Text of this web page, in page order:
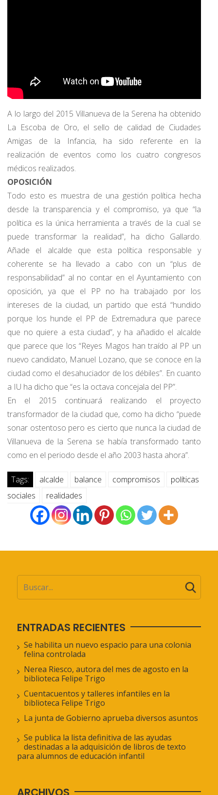
A lo largo del 2015 Villanueva de la Serena ha obtenido
La Escoba de Oro, el sello de calidad de Ciudades
Amigas de la Infancia, ha sido referente en la
realización de eventos como los cuatro congresos
médicos realizados.
OPOSICIÓN
Todo esto es muestra de una gestión política hecha
desde la transparencia y el compromiso, ya que “la
política es la única herramienta a través de la cual se
puede transformar la realidad”, ha dicho Gallardo.
Añade el alcalde que esta política responsable y
coherente se ha llevado a cabo con un “plus de
responsabilidad” al no contar en el Ayuntamiento con
oposición, ya que el PP no ha trabajado por los
intereses de la ciudad, un partido que está “hundido
porque los hunde el PP de Extremadura que parece
que no quiere a esta ciudad”, y ha añadido el alcalde
que parece que los “Reyes Magos han traído al PP un
nuevo candidato, Manuel Lozano, que se conoce en la
ciudad como el desahuciador de los débiles”. En cuanto
a IU ha dicho que “es la octava concejala del PP”.
En el 2015 continuará realizando el proyecto
transformador de la ciudad que, como ha dicho “puede
sonar ostentoso pero es cierto que nunca la ciudad de
Villanueva de la Serena se había transformado tanto
como en el periodo desde el año 2003 hasta ahora”.
Tags: alcalde balance compromisos
políticas
sociales
realidades
ENTRADAS RECIENTES
Se habilita un nuevo espacio para una colonia
felina controlada
Nerea Riesco, autora del mes de agosto en la
biblioteca Felipe Trigo
Cuentacuentos y talleres infantiles en la
biblioteca Felipe Trigo
La junta de Gobierno aprueba diversos asuntos
Se publica la lista definitiva de las ayudas
destinadas a la adquisición de libros de texto
para alumnos de educación infantil